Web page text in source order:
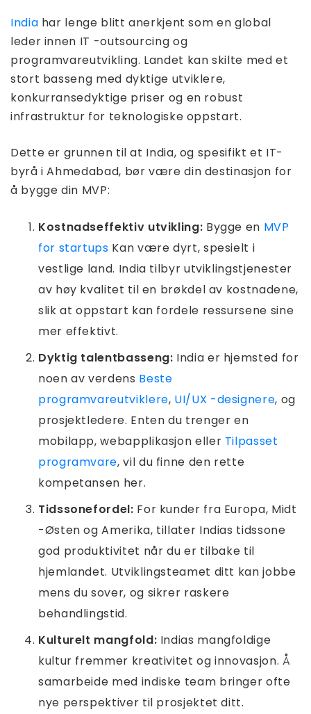
India har lenge blitt anerkjent som en global
leder innen IT -outsourcing og
programvareutvikling. Landet kan skilte med et
stort basseng med dyktige utviklere,
konkurransedyktige priser og en robust
infrastruktur for teknologiske oppstart.
Dette er grunnen til at India, og spesifikt et IT-
byrå i Ahmedabad, bør være din destinasjon for
å bygge din MVP:
Kostnadseffektiv utvikling: Bygge en MVP
for startups Kan være dyrt, spesielt i
vestlige land. India tilbyr utviklingstjenester
av høy kvalitet til en brøkdel av kostnadene,
slik at oppstart kan fordele ressursene sine
mer effektivt.
Dyktig talentbasseng: India er hjemsted for
noen av verdens Beste
programvareutviklere, UI/UX -designere, og
prosjektledere. Enten du trenger en
mobilapp, webapplikasjon eller Tilpasset
programvare, vil du finne den rette
kompetansen her.
Tidssonefordel: For kunder fra Europa, Midt
-Østen og Amerika, tillater Indias tidssone
god produktivitet når du er tilbake til
hjemlandet. Utviklingsteamet ditt kan jobbe
mens du sover, og sikrer raskere
behandlingstid.
Kulturelt mangfold: Indias mangfoldige
kultur fremmer kreativitet og innovasjon. Å
samarbeide med indiske team bringer ofte
nye perspektiver til prosjektet ditt.